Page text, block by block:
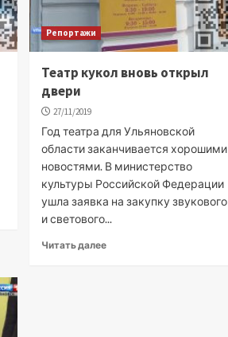
Репортажи
Театр кукол вновь открыл
двери
27/11/2019
Год театра для Ульяновской
области заканчивается хорошими
новостями. В министерство
культуры Российской Федерации
ушла заявка на закупку звукового
и светового...
Читать далее